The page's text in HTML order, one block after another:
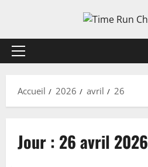
contenu
Menu
Accueil
2026 avril 26
Jour : 26 avril 2026